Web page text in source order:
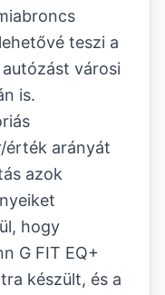
teszi a
városi
is.
érték arányát
azok
hogy
G FIT EQ+
készült, és a